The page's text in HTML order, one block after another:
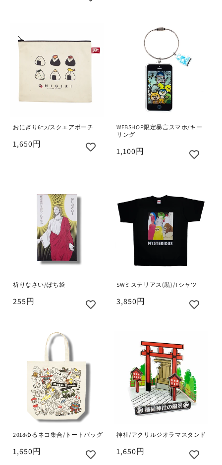
おにぎり6つ/スクエアポーチ
1,650円
WEBSHOP限定暴言スマホ/キー
リング
1,100円
祈りなさい/ぽち袋
255円
SWミステリアス(黒)/Tシャツ
3,850円
2018ゆるネコ集合/トートバッグ
1,650円
神社/アクリルジオラマスタンド
1,650円